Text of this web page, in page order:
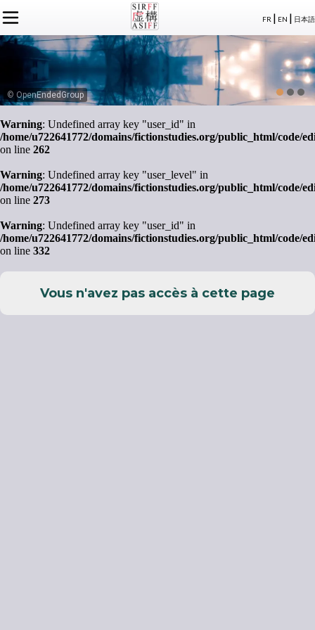
FR | EN | 日本語
L'ASSOCIATION
À PROPOS
ADHÉSION
ACTUALITÉS SIRFF
NOS CONGRÈS
SÉMINAIRES
ACTUALITÉS SUR LA FICTION
ÉVÉNEMENTS
MEMBRES
LE CONSEIL D’ADMINISTRATION
MEMBRES FONDATEURS
© OpenEndedGroup
Warning: Undefined array key "user_id" in
/home/u722641772/domains/fictionstudies.org/public_html/code/
on line 262
Warning: Undefined array key "user_level" in
/home/u722641772/domains/fictionstudies.org/public_html/code/
on line 273
Warning: Undefined array key "user_id" in
/home/u722641772/domains/fictionstudies.org/public_html/code/
on line 332
Vous n'avez pas accès à cette page